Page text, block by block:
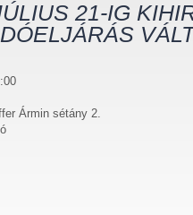
21-IG
Ármin sétány 2.